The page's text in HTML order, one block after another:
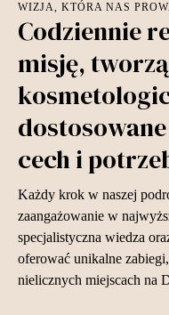
WIZJA, KTÓRA NAS
Codziennie
misję,
cech i
Każdy krok w naszej
zaangażowanie w
specjalistyczna wiedza
oferować unikalne
nielicznych miejscach na